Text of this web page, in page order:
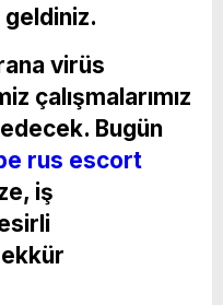
virüs
çalışmalarımız
Bugün
rus escort
iş